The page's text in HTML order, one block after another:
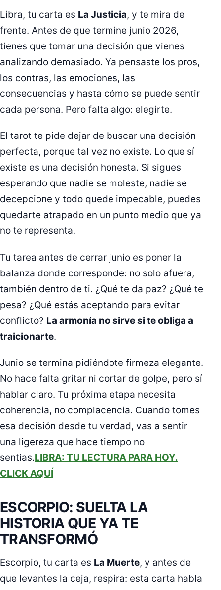
Libra, tu carta es La Justicia, y te mira de
frente. Antes de que termine junio 2026,
tienes que tomar una decisión que vienes
analizando demasiado. Ya pensaste los pros,
los contras, las emociones, las
consecuencias y hasta cómo se puede sentir
cada persona. Pero falta algo: elegirte.
El tarot te pide dejar de buscar una decisión
perfecta, porque tal vez no existe. Lo que sí
existe es una decisión honesta. Si sigues
esperando que nadie se moleste, nadie se
decepcione y todo quede impecable, puedes
quedarte atrapado en un punto medio que ya
no te representa.
Tu tarea antes de cerrar junio es poner la
balanza donde corresponde: no solo afuera,
también dentro de ti. ¿Qué te da paz? ¿Qué te
pesa? ¿Qué estás aceptando para evitar
conflicto? La armonía no sirve si te obliga a
traicionarte.
Junio se termina pidiéndote firmeza elegante.
No hace falta gritar ni cortar de golpe, pero sí
hablar claro. Tu próxima etapa necesita
coherencia, no complacencia. Cuando tomes
esa decisión desde tu verdad, vas a sentir
una ligereza que hace tiempo no
sentías.LIBRA: TU LECTURA PARA HOY.
CLICK AQUÍ
ESCORPIO: SUELTA LA
HISTORIA QUE YA TE
TRANSFORMÓ
Escorpio, tu carta es La Muerte, y antes de
que levantes la ceja, respira: esta carta habla